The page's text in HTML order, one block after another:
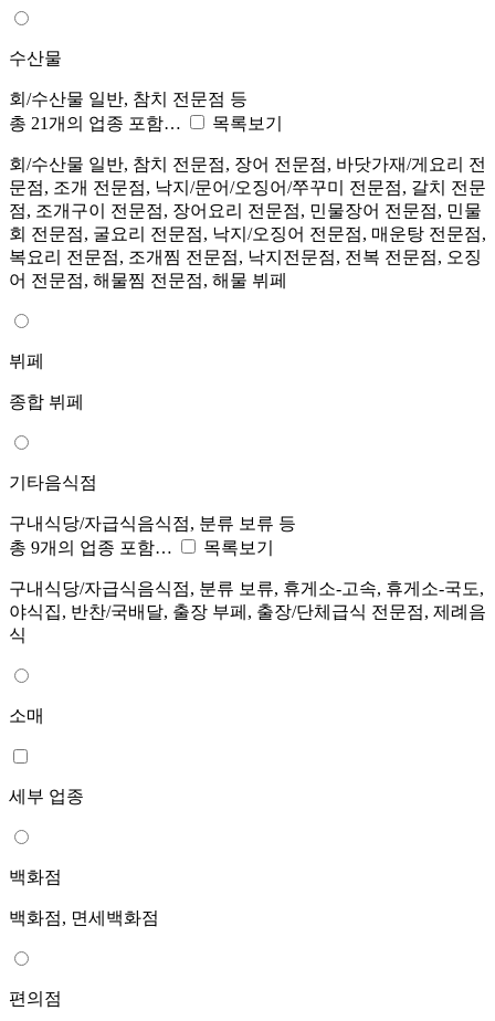
수산물
회/수산물 일반, 참치 전문점 등
총 21개의 업종 포함…
목록보기
회/수산물 일반, 참치 전문점, 장어 전문점, 바닷가재/게요리 전
문점, 조개 전문점, 낙지/문어/오징어/쭈꾸미 전문점, 갈치 전문
점, 조개구이 전문점, 장어요리 전문점, 민물장어 전문점, 민물
회 전문점, 굴요리 전문점, 낙지/오징어 전문점, 매운탕 전문점,
복요리 전문점, 조개찜 전문점, 낙지전문점, 전복 전문점, 오징
어 전문점, 해물찜 전문점, 해물 뷔페
뷔페
종합 뷔페
기타음식점
구내식당/자급식음식점, 분류 보류 등
총 9개의 업종 포함…
목록보기
구내식당/자급식음식점, 분류 보류, 휴게소-고속, 휴게소-국도,
야식집, 반찬/국배달, 출장 부페, 출장/단체급식 전문점, 제례음
식
소매
세부 업종
백화점
백화점, 면세백화점
편의점